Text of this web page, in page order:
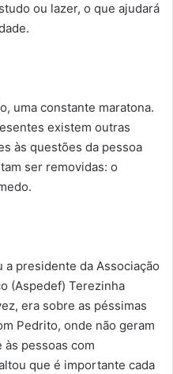
ou lazer, o que ajudará
uma constante maratona.
existem outras
às questões da pessoa
ser removidas: o
presidente da Associação
(Aspedef) Terezinha
era sobre as péssimas
Pedrito, onde não geram
pessoas com
que é importante cada